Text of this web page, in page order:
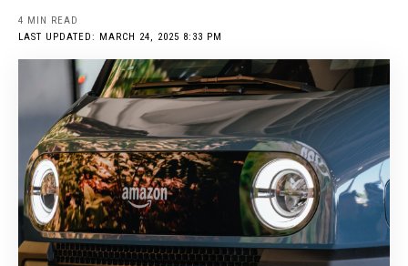
LAST UPDATED: MARCH 24, 2025 8:33 PM
4 MIN READ